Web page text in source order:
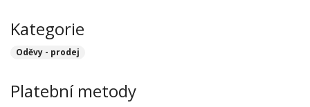
Kategorie
Oděvy - prodej
Platební metody